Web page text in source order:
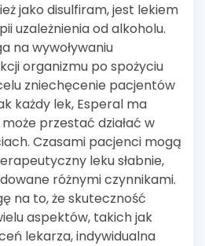
jako disulfiram, jest lekiem
uzależnienia od alkoholu.
na wywoływaniu
organizmu po spożyciu
zniechęcenie pacjentów
każdy lek, Esperal ma
przestać działać w
Czasami pacjenci mogą
leku słabnie,
różnymi czynnikami.
na to, że skuteczność
aspektów, takich jak
lekarza, indywidualna